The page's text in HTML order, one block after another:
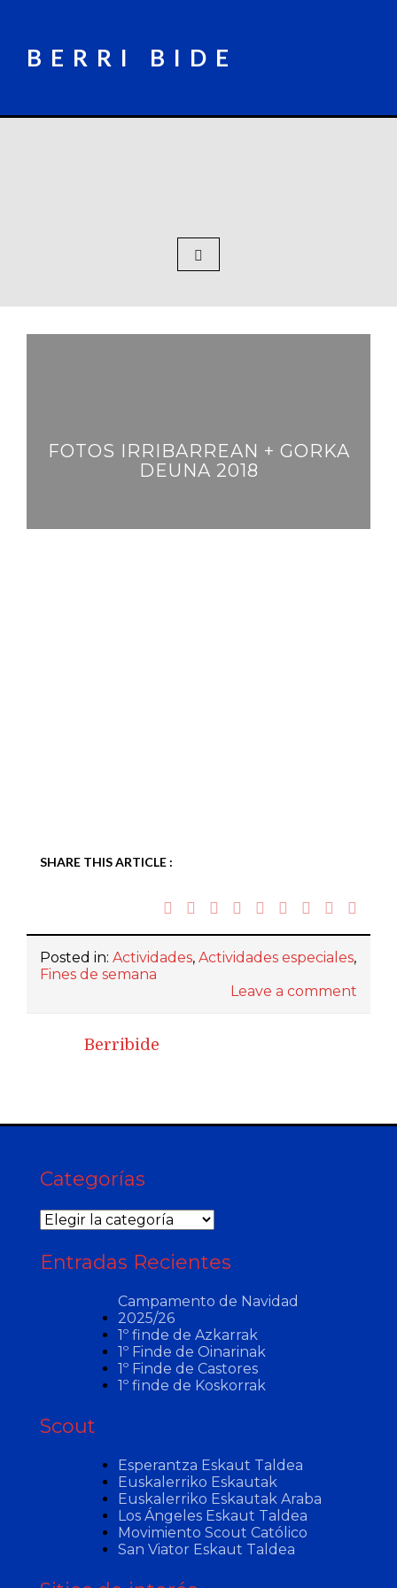
BERRI BIDE
FOTOS IRRIBARREAN + GORKA
DEUNA 2018
SHARE THIS ARTICLE :
Posted in: Actividades, Actividades especiales,
Fines de semana
Leave a comment
Berribide
Categorías
Categorías
Entradas Recientes
Campamento de Navidad
2025/26
1º finde de Azkarrak
1º Finde de Oinarinak
1º Finde de Castores
1º finde de Koskorrak
Scout
Esperantza Eskaut Taldea
Euskalerriko Eskautak
Euskalerriko Eskautak Araba
Los Ángeles Eskaut Taldea
Movimiento Scout Católico
San Viator Eskaut Taldea